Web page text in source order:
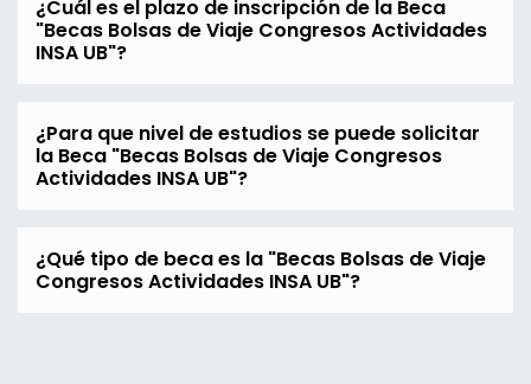
¿Cuál es el plazo de inscripción de la Beca
"Becas Bolsas de Viaje Congresos Actividades
INSA UB"?
¿Para que nivel de estudios se puede solicitar
la Beca "Becas Bolsas de Viaje Congresos
Actividades INSA UB"?
¿Qué tipo de beca es la "Becas Bolsas de Viaje
Congresos Actividades INSA UB"?